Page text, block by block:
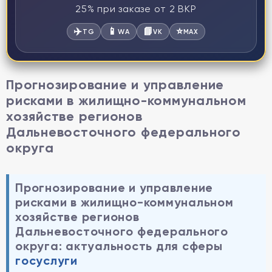
25% при заказе от 2 ВКР
✈️TG 📱WA 📘VK ⭐MAX
Прогнозирование и управление
рисками в жилищно-коммунальном
хозяйстве регионов
Дальневосточного федерального
округа
Прогнозирование и управление
рисками в жилищно-коммунальном
хозяйстве регионов
Дальневосточного федерального
округа: актуальность для сферы
госуслуги